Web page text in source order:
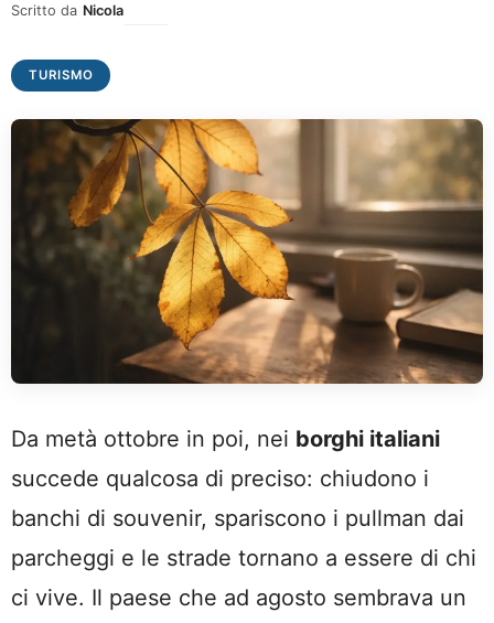
Scritto da Nicola
TURISMO
Da metà ottobre in poi, nei borghi italiani
succede qualcosa di preciso: chiudono i
banchi di souvenir, spariscono i pullman dai
parcheggi e le strade tornano a essere di chi
ci vive. Il paese che ad agosto sembrava un